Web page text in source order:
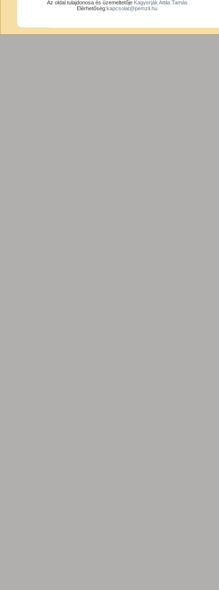
Az oldal tulajdonosa és üzemeltetője Kagyerják Attila Tamás
Elérhetőség:kapcsolat@pemzli.hu